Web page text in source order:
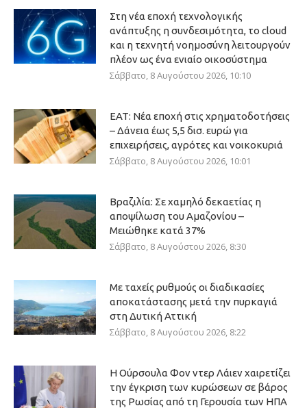
Στη νέα εποχή τεχνολογικής
ανάπτυξης η συνδεσιμότητα, το cloud
και η τεχνητή νοημοσύνη λειτουργούν
πλέον ως ένα ενιαίο οικοσύστημα
Σάββατο, 8 Αυγούστου 2026, 10:10
ΕΑΤ: Νέα εποχή στις χρηματοδοτήσεις
– Δάνεια έως 5,5 δισ. ευρώ για
επιχειρήσεις, αγρότες και νοικοκυριά
Σάββατο, 8 Αυγούστου 2026, 10:01
Βραζιλία: Σε χαμηλό δεκαετίας η
αποψίλωση του Αμαζονίου –
Μειώθηκε κατά 37%
Σάββατο, 8 Αυγούστου 2026, 8:30
Με ταχείς ρυθμούς οι διαδικασίες
αποκατάστασης μετά την πυρκαγιά
στη Δυτική Αττική
Σάββατο, 8 Αυγούστου 2026, 8:22
Η Ούρσουλα Φον ντερ Λάιεν χαιρετίζει
την έγκριση των κυρώσεων σε βάρος
της Ρωσίας από τη Γερουσία των ΗΠΑ